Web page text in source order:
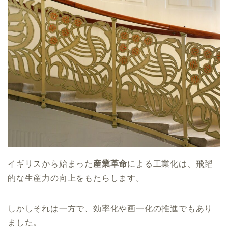
イギリスから始まった 産業革命による工業化は、飛躍
的な生産力の向上をもたらします。
しかしそれは一方で、効率化や画一化の推進でもあり
ました。